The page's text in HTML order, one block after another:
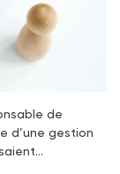
de
d’une gestion